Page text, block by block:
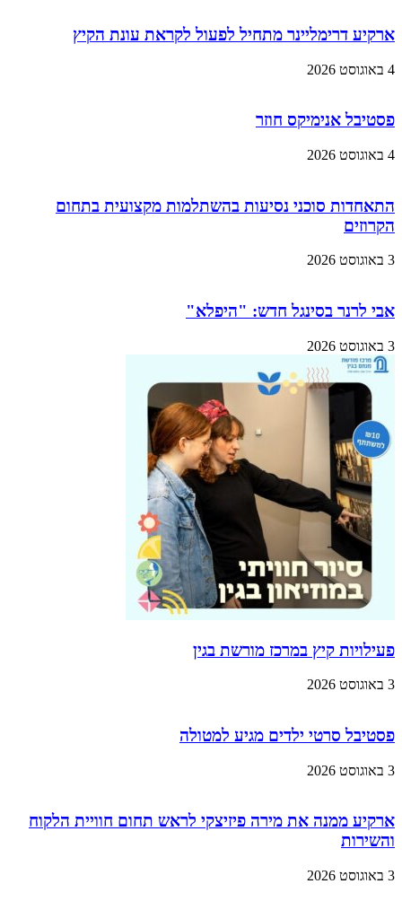
ארקיע דרימליינר מתחיל לפעול לקראת עונת הקיץ
4 באוגוסט 2026
פסטיבל אנימיקס חוזר
4 באוגוסט 2026
התאחדות סוכני נסיעות בהשתלמות מקצועית בתחום
הקרוזים
3 באוגוסט 2026
אבי לרנר בסינגל חדש: "היפלא"
3 באוגוסט 2026
פעילויות קיץ במרכז מורשת בגין
3 באוגוסט 2026
פסטיבל סרטי ילדים מגיע למטולה
3 באוגוסט 2026
ארקיע ממנה את מירה פיזיצקי לראש תחום חוויית הלקוח
והשירות
3 באוגוסט 2026